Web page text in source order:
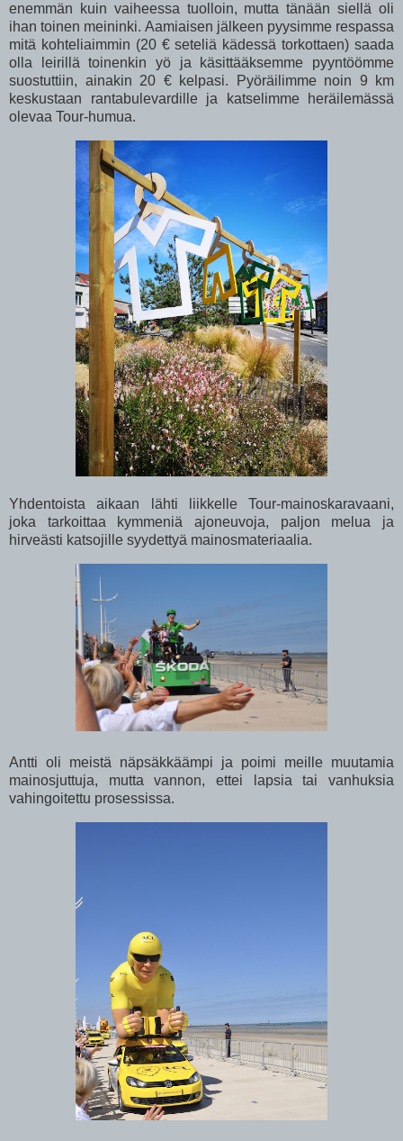
enemmän kuin vaiheessa tuolloin, mutta tänään siellä oli
ihan toinen meininki. Aamiaisen jälkeen pyysimme respassa
mitä kohteliaimmin (20 € seteliä kädessä torkottaen) saada
olla leirillä toinenkin yö ja käsittääksemme pyyntöömme
suostuttiin, ainakin 20 € kelpasi. Pyöräilimme noin 9 km
keskustaan rantabulevardille ja katselimme heräilemässä
olevaa Tour-humua.
Yhdentoista aikaan lähti liikkelle Tour-mainoskaravaani,
joka tarkoittaa kymmeniä ajoneuvoja, paljon melua ja
hirveästi katsojille syydettyä mainosmateriaalia.
Antti oli meistä näpsäkkäämpi ja poimi meille muutamia
mainosjuttuja, mutta vannon, ettei lapsia tai vanhuksia
vahingoitettu prosessissa.